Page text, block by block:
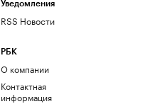
Уведомления
RSS Новости
РБК
О компании
Контактная
информация